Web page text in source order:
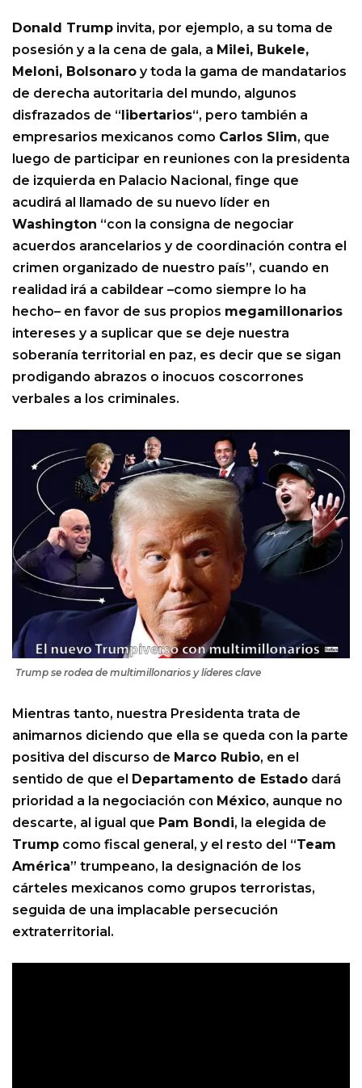
Donald Trump invita, por ejemplo, a su toma de
posesión y a la cena de gala, a Milei, Bukele,
Meloni, Bolsonaro y toda la gama de mandatarios
de derecha autoritaria del mundo, algunos
disfrazados de “libertarios“, pero también a
empresarios mexicanos como Carlos Slim, que
luego de participar en reuniones con la presidenta
de izquierda en Palacio Nacional, finge que
acudirá al llamado de su nuevo líder en
Washington “con la consigna de negociar
acuerdos arancelarios y de coordinación contra el
crimen organizado de nuestro país”, cuando en
realidad irá a cabildear –como siempre lo ha
hecho– en favor de sus propios megamillonarios
intereses y a suplicar que se deje nuestra
soberanía territorial en paz, es decir que se sigan
prodigando abrazos o inocuos coscorrones
verbales a los criminales.
Trump se rodea de multimillonarios y líderes clave
Mientras tanto, nuestra Presidenta trata de
animarnos diciendo que ella se queda con la parte
positiva del discurso de Marco Rubio, en el
sentido de que el
Departamento de Estado dará
prioridad a la negociación con México, aunque no
descarte, al igual que Pam Bondi, la elegida de
Trump como fiscal general, y el resto del “Team
América” trumpeano, la designación de los
cárteles mexicanos como grupos terroristas,
seguida de una implacable persecución
extraterritorial.